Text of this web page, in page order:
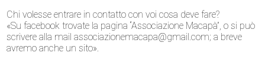
Chi volesse entrare in contatto con voi cosa deve fare?
«Su facebook trovate la pagina “Associazione Macapà”, o si può
scrivere alla mail associazionemacapa@gmail.com; a breve
avremo anche un sito».